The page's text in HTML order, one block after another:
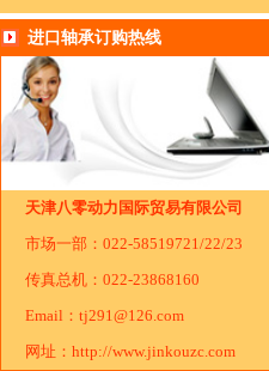
进口轴承订购热线
天津八零动力国际贸易有限公司
市场一部：022-58519721/22/23
传真总机：022-23868160
Email：tj291@126.com
网址：http://www.jinkouzc.com